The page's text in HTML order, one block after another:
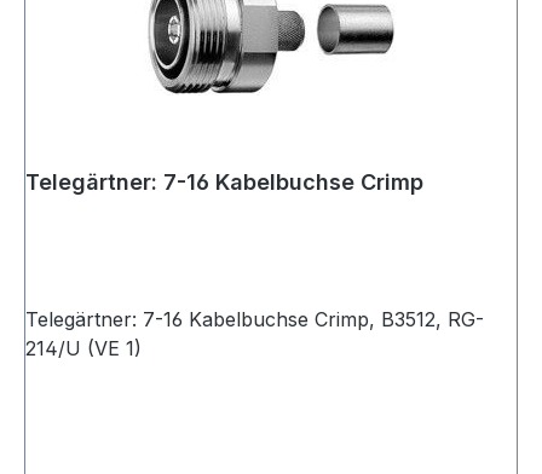
Telegärtner: 7-16 Kabelbuchse Crimp
Telegärtner: 7-16 Kabelbuchse Crimp, B3512, RG-
214/U (VE 1)